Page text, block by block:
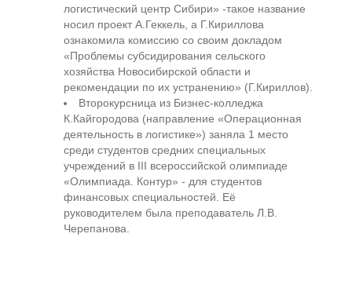
логистический центр Сибири» -такое название
носил проект А.Геккель, а Г.Кириллова
ознакомила комиссию со своим докладом
«Проблемы субсидирования сельского
хозяйства Новосибирской области и
рекомендации по их устранению» (Г.Кириллов).
Второкурсница из Бизнес-колледжа
К.Кайгородова (направление «Операционная
деятельность в логистике») заняла 1 место
среди студентов средних специальных
учреждений в III всероссийской олимпиаде
«Олимпиада. Контур» - для студентов
финансовых специальностей. Её
руководителем была преподаватель Л.В.
Черепанова.